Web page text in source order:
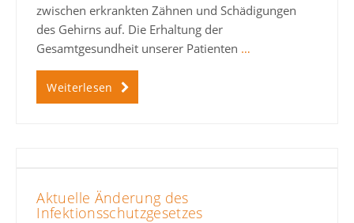
zwischen erkrankten Zähnen und Schädigungen
des Gehirns auf. Die Erhaltung der
Gesamtgesundheit unserer Patienten …
Weiterlesen
Aktuelle Änderung des
Infektionsschutzgesetzes